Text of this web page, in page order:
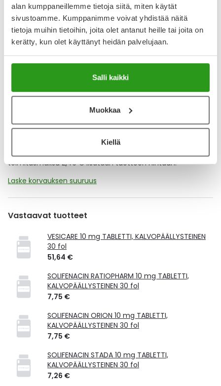
alan kumppaneillemme tietoja siitä, miten käytät
sivustoamme. Kumppanimme voivat yhdistää näitä
tietoja muihin tietoihin, joita olet antanut heille tai joita on
kerätty, kun olet käyttänyt heidän palvelujaan.
Salli kaikki
Muokkaa
Kiellä
YA-muistuttaja
Muistuttajan avulla pidät huolen, että tilaat tarvitsemasi
Lisää tuote muistuttajaan
Lue lisää muistuttajasta
Tämä tuote ei ole Kela-korvattava. Reseptin
toimitusmaksu 2,46 € lisätään tuotteen hintaan.
Laske korvauksen suuruus
Vastaavat tuotteet
VESICARE 10 mg TABLETTI, KALVOPÄÄLLYSTEINEN
30 fol
51,64 €
SOLIFENACIN RATIOPHARM 10 mg TABLETTI,
KALVOPÄÄLLYSTEINEN 30 fol
7,75 €
SOLIFENACIN ORION 10 mg TABLETTI,
KALVOPÄÄLLYSTEINEN 30 fol
7,75 €
SOLIFENACIN STADA 10 mg TABLETTI,
KALVOPÄÄLLYSTEINEN 30 fol
7,26 €